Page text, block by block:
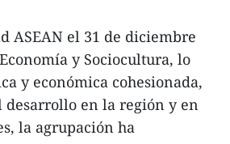
ASEAN el 31 de diciembre
y Sociocultura, lo
y económica cohesionada,
en la región y en
la agrupación ha